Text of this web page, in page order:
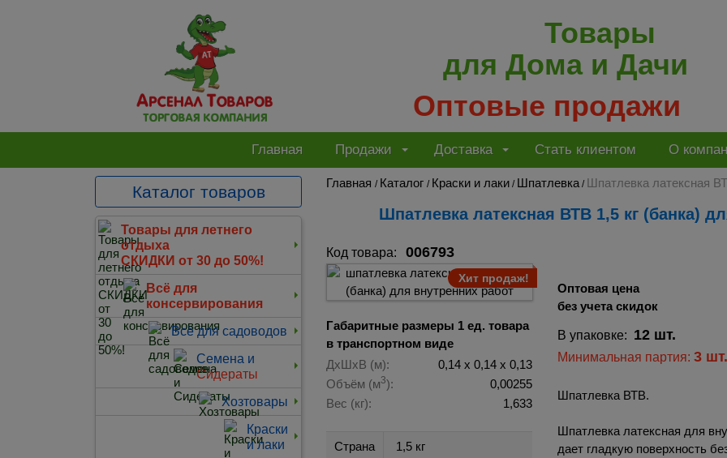
Товары
для Дома и Дачи
Оптовые продажи
Главная Продажи Доставка Стать клиентом О
Каталог товаров
Товары для летнего
отдыха
СКИДКИ от 30 до 50%!
Всё для
консервирования
Всё для садоводов
Семена и
Сидераты
Хозтовары
Краски
и лаки
Главная / Каталог / Краски и лаки / Шпатлевка / Шпатлевка латексная
Шпатлевка латексная ВТВ 1,5 кг (банка)
Код товара: 006793
Хит продаж!
Габаритные размеры 1 ед. товара
в транспортном виде
ДхШхВ (м):
0,14 х 0,14 х 0,13
Объём (м3):
0,00255
Вес (кг):
1,633
Страна 1,5 кг
Оптовая цена
без учета скидок
В упаковке: 12 шт.
Минимальная партия: 3 шт.
Шпатлевка ВТВ.
Шпатлевка латексная для
дает гладкую поверхность